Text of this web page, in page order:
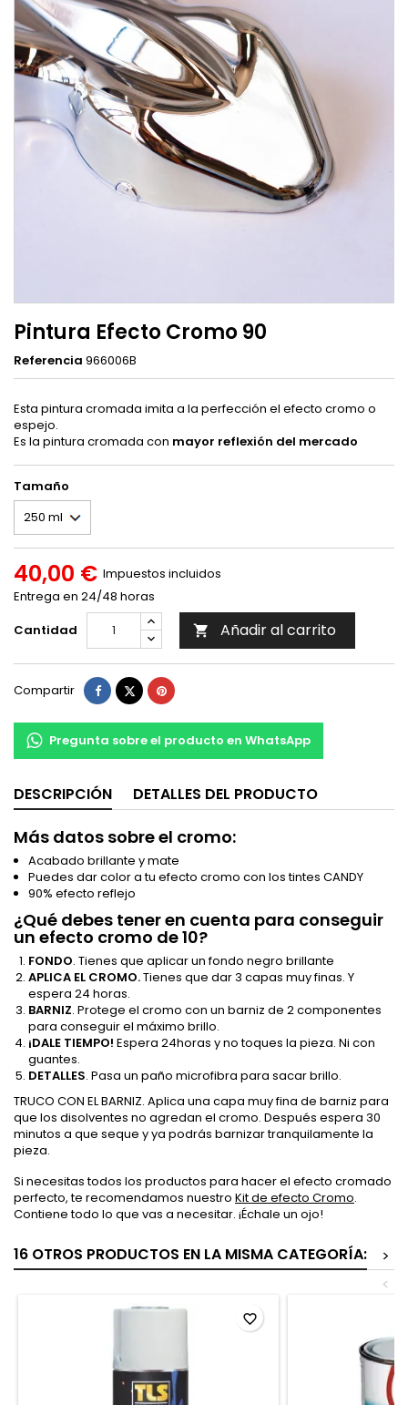
Pintura Efecto Cromo 90
Referencia 966006B
Esta pintura cromada imita a la perfección el efecto cromo o
espejo.
Es la pintura cromada con mayor reflexión del mercado
Tamaño
40,00 € Impuestos incluidos
Entrega en 24/48 horas
Cantidad
 Añadir al carrito
Compartir Compartir
TuitearPinterest
Pregunta sobre el producto en WhatsApp
DESCRIPCIÓN DETALLES DEL PRODUCTO
Más datos sobre el cromo:
Acabado brillante y mate
Puedes dar color a tu efecto cromo con los tintes CANDY
90% efecto reflejo
¿Qué debes tener en cuenta para conseguir
un efecto cromo de 10?
FONDO. Tienes que aplicar un fondo negro brillante
APLICA EL CROMO.Tienes que dar 3 capas muy finas. Y
espera 24 horas.
BARNIZ. Protege el cromo con un barniz de 2 componentes
para conseguir el máximo brillo.
¡DALE TIEMPO! Espera 24horas y no toques la pieza. Ni con
guantes.
DETALLES. Pasa un paño microfibra para sacar brillo.
TRUCO CON EL BARNIZ. Aplica una capa muy fina de barniz para
que los disolventes no agredan el cromo. Después espera 30
minutos a que seque y ya podrás barnizar tranquilamente la
pieza.
Si necesitas todos los productos para hacer el efecto cromado
perfecto, te recomendamos nuestro Kit de efecto Cromo.
Contiene todo lo que vas a necesitar. ¡Échale un ojo!
16 OTROS PRODUCTOS EN LA MISMA CATEGORÍA:
>
<
favorite_border